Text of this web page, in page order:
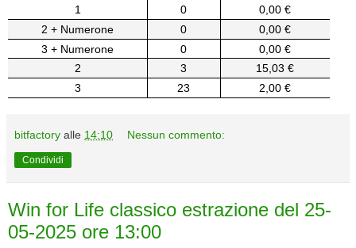
1
0
0,00 €
2 + Numerone
0
0,00 €
3 + Numerone
0
0,00 €
2
3
15,03 €
3
23 2,00 €
bitfactory alle 14:10 Nessun commento:
Condividi
Win for Life classico estrazione del 25-
05-2025 ore 13:00